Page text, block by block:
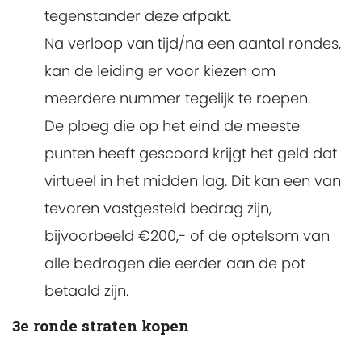
tegenstander deze afpakt.
Na verloop van tijd/na een aantal rondes,
kan de leiding er voor kiezen om
meerdere nummer tegelijk te roepen.
De ploeg die op het eind de meeste
punten heeft gescoord krijgt het geld dat
virtueel in het midden lag. Dit kan een van
tevoren vastgesteld bedrag zijn,
bijvoorbeeld €200,- of de optelsom van
alle bedragen die eerder aan de pot
betaald zijn.
3e ronde straten kopen